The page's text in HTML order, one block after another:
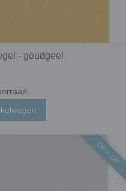
- goudgeel
OP = OP